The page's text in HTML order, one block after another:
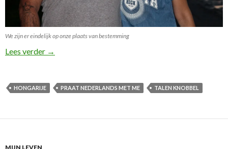
We zijn er eindelijk op onze plaats van bestemming
Lees verder De succesvolle talen knobbel van de Elkerboutjes!
→
HONGARIJE PRAAT NEDERLANDS MET ME TALEN KNOBBEL
MIJN LEVEN